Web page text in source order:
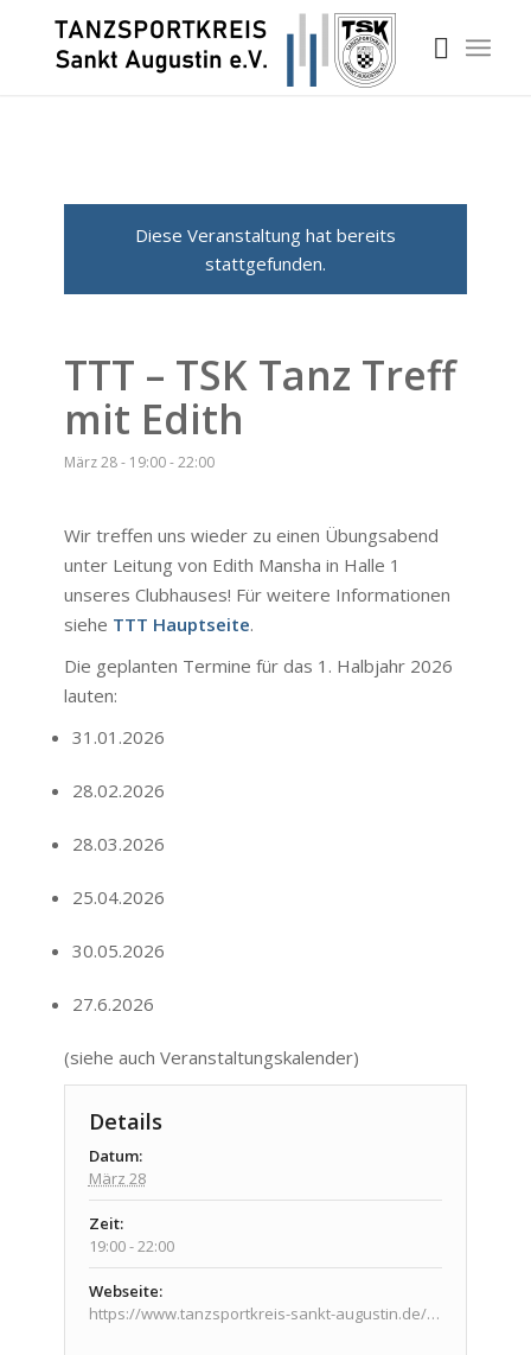
Diese Veranstaltung hat bereits
stattgefunden.
TTT – TSK Tanz Treff
mit Edith
März 28 - 19:00-22:00
Wir treffen uns wieder zu einen Übungsabend
unter Leitung von Edith Mansha in Halle 1
unseres Clubhauses! Für weitere Informationen
siehe TTT Hauptseite.
Die geplanten Termine für das 1. Halbjahr 2026
lauten:
31.01.2026
28.02.2026
28.03.2026
25.04.2026
30.05.2026
27.6.2026
(siehe auch Veranstaltungskalender)
Details
Datum:
März 28
Zeit:
19:00 - 22:00
Webseite:
https://www.tanzsportkreis-sankt-augustin.de/veranstaltungen/veranstaltungen/